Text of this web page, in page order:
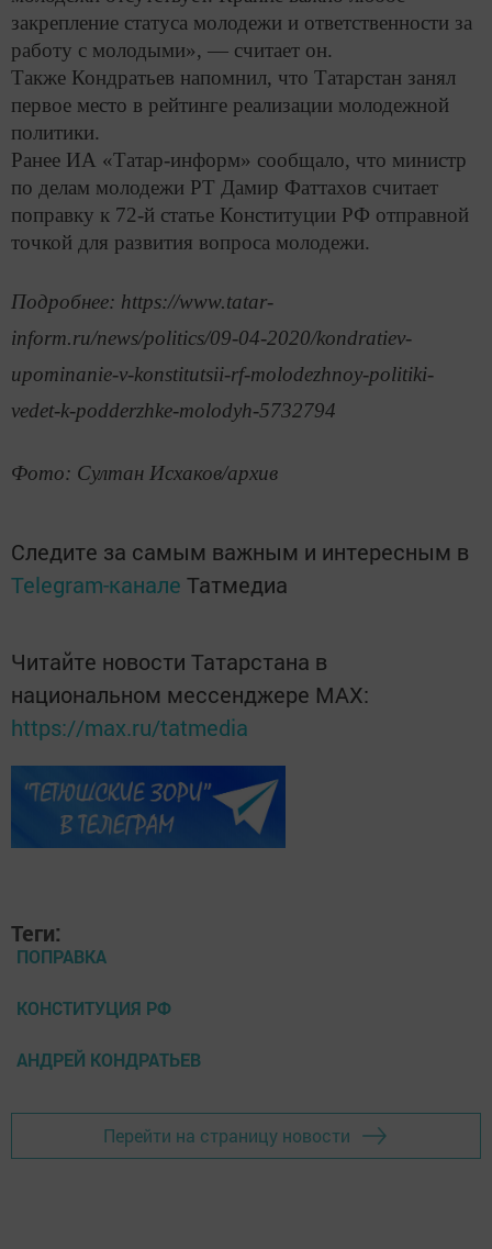
закрепление статуса молодежи и ответственности за
работу с молодыми», — считает он.
Также Кондратьев напомнил, что Татарстан занял
первое место в рейтинге реализации молодежной
политики.
Ранее ИА «Татар-информ» сообщало, что министр
по делам молодежи РТ Дамир Фаттахов считает
поправку к 72-й статье Конституции РФ отправной
точкой для развития вопроса молодежи.
Подробнее: https://www.tatar-
inform.ru/news/politics/09-04-2020/kondratiev-
upominanie-v-konstitutsii-rf-molodezhnoy-politiki-
vedet-k-podderzhke-molodyh-5732794
Фото: Султан Исхаков/архив
Следите за самым важным и интересным в
Telegram-канале Татмедиа
Читайте новости Татарстана в
национальном мессенджере MАХ:
https://max.ru/tatmedia
Теги:
ПОПРАВКА
КОНСТИТУЦИЯ РФ
АНДРЕЙ КОНДРАТЬЕВ
Перейти на страницу новости